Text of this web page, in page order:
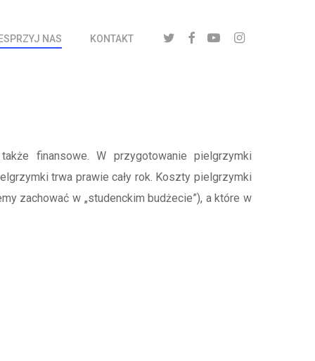
NAS KONTAKT twitter facebookyoutubeinstagram
finansowe. W przygotowanie pielgrzymki
trwa prawie cały rok. Koszty pielgrzymki
zachować w „studenckim budżecie”), a które w